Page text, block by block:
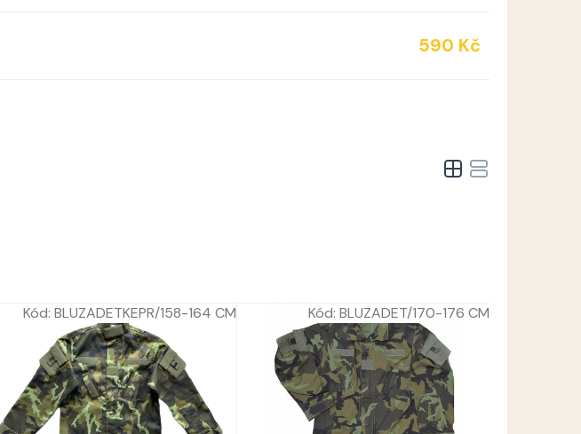
590 Kč
Kód: BLUZADETKEPR/158-164 CM Kód: BLUZADET/170-176 CM